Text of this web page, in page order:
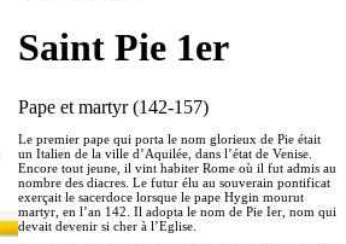
Saint Pie 1er
Pape et martyr (142-157)
Le premier pape qui porta le nom glorieux de Pie était
un Italien de la ville d’Aquilée, dans l’état de Venise.
Encore tout jeune, il vint habiter Rome où il fut admis au
nombre des diacres. Le futur élu au souverain pontificat
exerçait le sacerdoce lorsque le pape Hygin mourut
martyr, en l’an 142. Il adopta le nom de Pie Ier, nom qui
devait devenir si cher à l’Eglise.